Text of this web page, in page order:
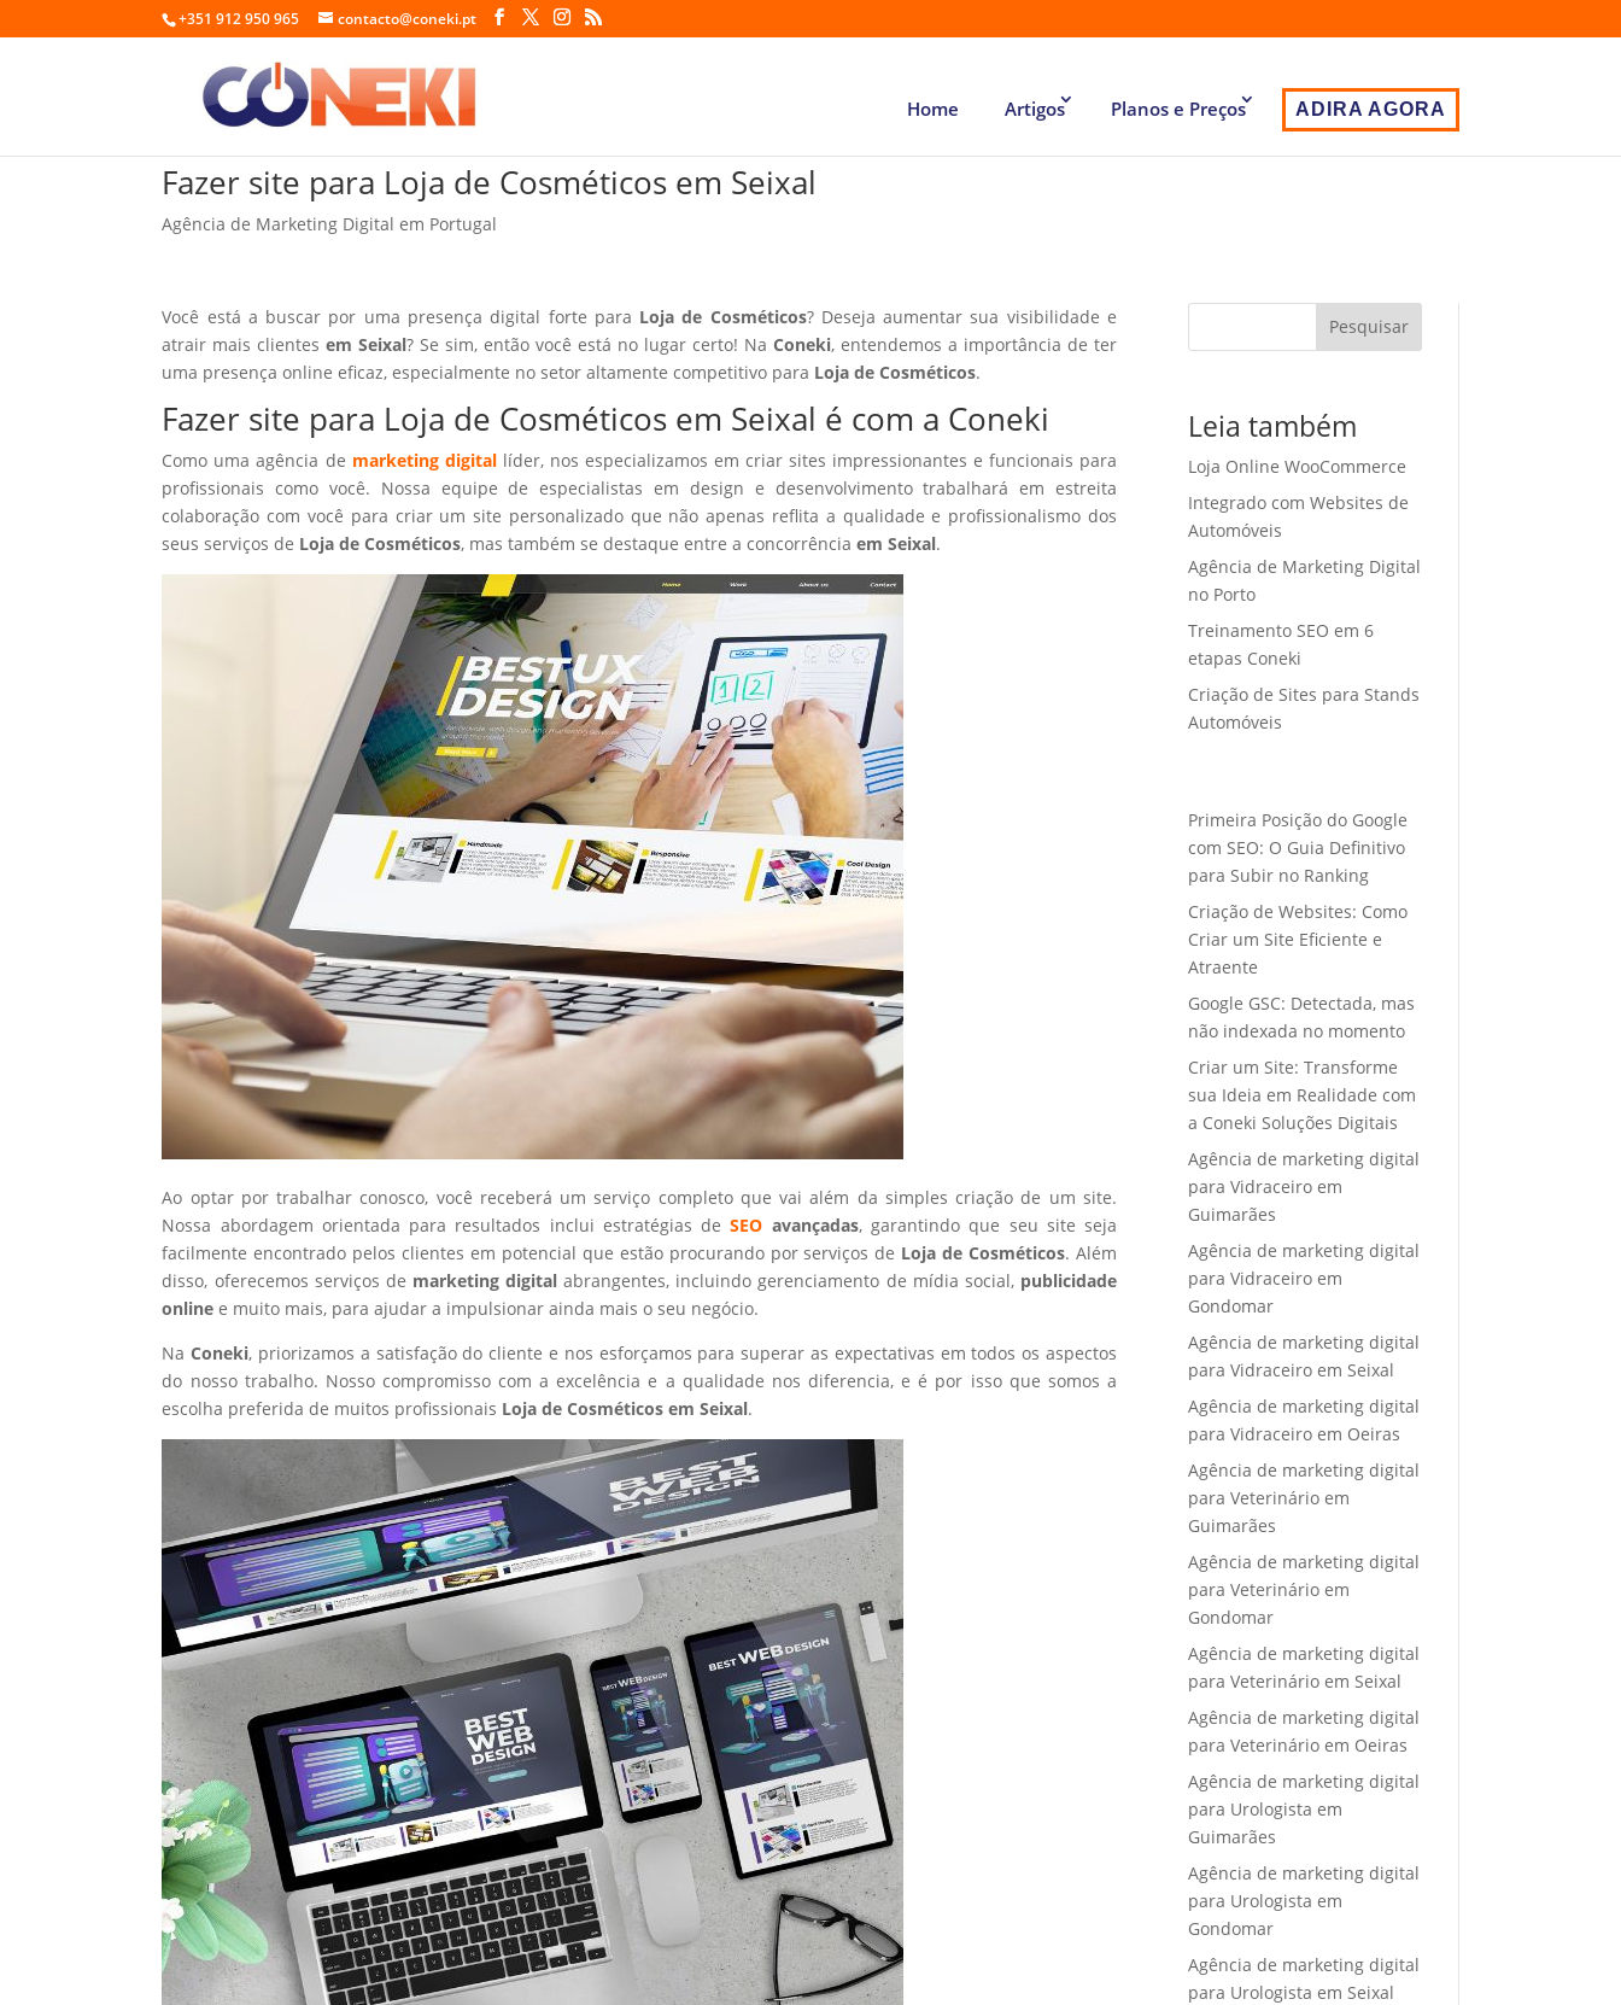
+351 912 950 965 contacto@coneki.pt
Home Artigos Planos e Preços ADIRA AGORA
Fazer site para Loja de Cosméticos em Seixal
Agência de Marketing Digital em Portugal
Você está a buscar por uma presença digital forte para Loja de Cosméticos? Deseja aumentar sua visibilidade e
atrair mais clientesem Seixal? Se sim, então você está no lugar certo! NaConeki, entendemos a importância de ter
uma presença online eficaz, especialmente no setor altamente competitivo para Loja de Cosméticos.
Fazer site para Loja de Cosméticos em Seixal é com a Coneki
Como uma agência de marketing digitallíder, nos especializamos em criar sites impressionantes e funcionais para
profissionais como você. Nossa equipe de especialistas em design e desenvolvimento trabalhará em estreita
colaboração com você para criar um site personalizado que não apenas reflita a qualidade e profissionalismo dos
seus serviços de Loja de Cosméticos, mas também se destaque entre a concorrênciaem Seixal.
Ao optar por trabalhar conosco, você receberá um serviço completo que vai além da simples criação de um site.
Nossa abordagem orientada para resultados inclui estratégias deSEO avançadas, garantindo que seu site seja
facilmente encontrado pelos clientes em potencial que estão procurando por serviços de Loja de Cosméticos. Além
disso, oferecemos serviços de marketing digitalabrangentes, incluindo gerenciamento de mídia social, publicidade
online e muito mais, para ajudar a impulsionar ainda mais o seu negócio.
NaConeki, priorizamos a satisfação do cliente e nos esforçamos para superar as expectativas em todos os aspectos
do nosso trabalho. Nosso compromisso com a excelência e a qualidade nos diferencia, e é por isso que somos a
escolha preferida de muitos profissionais Loja de Cosméticos em Seixal.
Pesquisar
Leia também
Loja Online WooCommerce
Integrado com Websites de
Automóveis
Agência de Marketing Digital
no Porto
Treinamento SEO em 6
etapas Coneki
Criação de Sites para Stands
Automóveis
Primeira Posição do Google
com SEO: O Guia Definitivo
para Subir no Ranking
Criação de Websites: Como
Criar um Site Eficiente e
Atraente
Google GSC: Detectada, mas
não indexada no momento
Criar um Site: Transforme
sua Ideia em Realidade com
a Coneki Soluções Digitais
Agência de marketing digital
para Vidraceiro em
Guimarães
Agência de marketing digital
para Vidraceiro em
Gondomar
Agência de marketing digital
para Vidraceiro em Seixal
Agência de marketing digital
para Vidraceiro em Oeiras
Agência de marketing digital
para Veterinário em
Guimarães
Agência de marketing digital
para Veterinário em
Gondomar
Agência de marketing digital
para Veterinário em Seixal
Agência de marketing digital
para Veterinário em Oeiras
Agência de marketing digital
para Urologista em
Guimarães
Agência de marketing digital
para Urologista em
Gondomar
Agência de marketing digital
para Urologista em Seixal